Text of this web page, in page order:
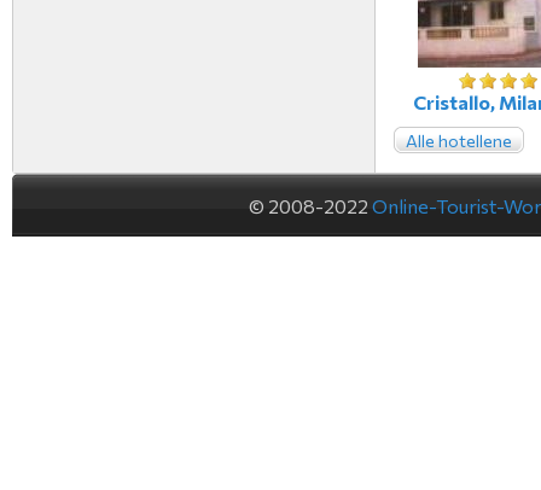
Cristallo,
Alle hotellene
© 2008-2022 Online-Tourist-